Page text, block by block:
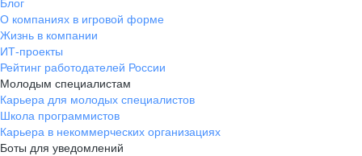
Блог
О компаниях в игровой форме
Жизнь в компании
ИТ-проекты
Рейтинг работодателей России
Молодым специалистам
Карьера для молодых специалистов
Школа программистов
Карьера в некоммерческих организациях
Боты для уведомлений